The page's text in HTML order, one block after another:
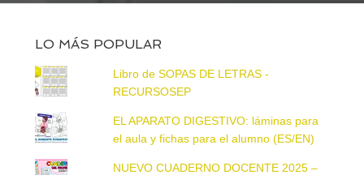
LO MÁS POPULAR
Libro de SOPAS DE LETRAS -
RECURSOSEP
EL APARATO DIGESTIVO: láminas para
el aula y fichas para el alumno (ES/EN)
NUEVO CUADERNO DOCENTE 2025 –